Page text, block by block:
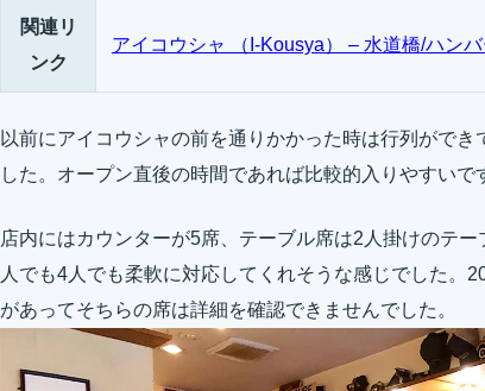
関連リ
ンク
アイコウシャ （I-Kousya） – 水道橋/ハン
以前にアイコウシャの前を通りかかった時は行列がで
した。オープン直後の時間であれば比較的入りやすいで
店内にはカウンターが5席、テーブル席は2人掛けのテ
人でも4人でも柔軟に対応してくれそうな感じでした。
があってそちらの席は詳細を確認できませんでした。